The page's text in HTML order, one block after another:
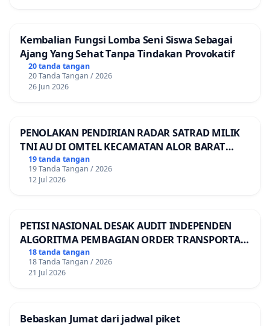
Kembalian Fungsi Lomba Seni Siswa Sebagai
Ajang Yang Sehat Tanpa Tindakan Provokatif
20 tanda tangan
20 Tanda Tangan / 2026
26 Jun 2026
PENOLAKAN PENDIRIAN RADAR SATRAD MILIK
TNI AU DI OMTEL KECAMATAN ALOR BARAT
LAUT, KABUPATEN ALOR
19 tanda tangan
19 Tanda Tangan / 2026
12 Jul 2026
PETISI NASIONAL DESAK AUDIT INDEPENDEN
ALGORITMA PEMBAGIAN ORDER TRANSPORTASI
ONLINE
18 tanda tangan
18 Tanda Tangan / 2026
21 Jul 2026
Bebaskan Jumat dari jadwal piket